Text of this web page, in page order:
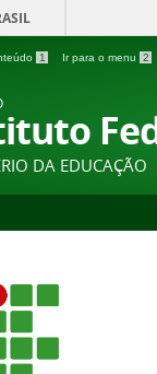
1 Ir para o menu 2
DA EDUCAÇÃO